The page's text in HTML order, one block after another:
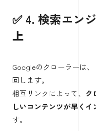
✅ 4. 検索エン
上
Googleのクローラーは
回します。
相互リンクによって、 ク
しいコンテンツが早くイ
す。